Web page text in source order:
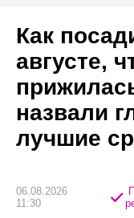
Как
августе,
назвали
лучшие
06.08.2026
11:30